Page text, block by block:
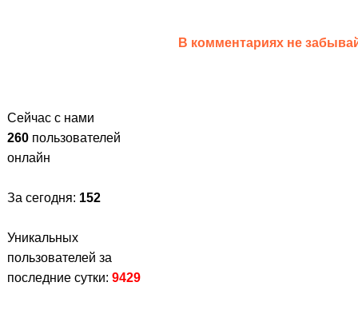
Сейчас с нами
260 пользователей
онлайн
За сегодня: 152
Уникальных
пользователей за
последние сутки: 9429
В комментариях не